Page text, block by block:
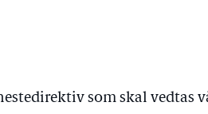
som skal vedtas